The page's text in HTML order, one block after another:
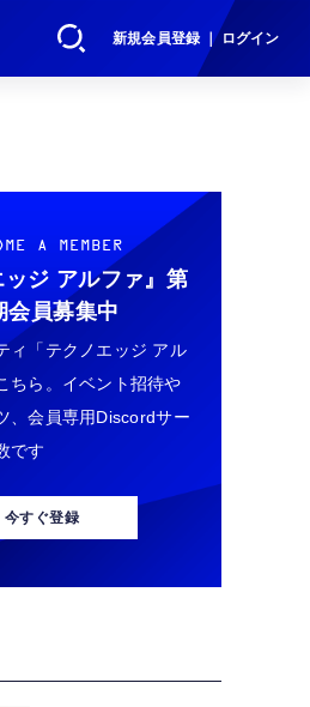
新規会員登録 ｜ ログイン
A MEMBER
ッジ アルファ』 第
会員募集中
ィ「テクノエッジ アル
ちら。イベント招待や
、会員専用Discordサー
です
今すぐ登録